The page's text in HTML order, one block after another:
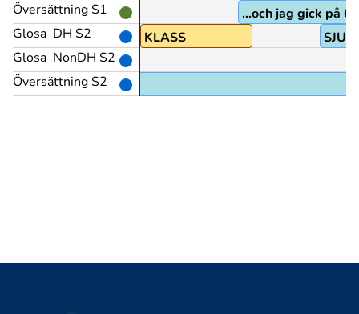
Översättning S1
Glosa_DH S2
Glosa_NonDH S2
Översättning S2
...och jag gick på
KLASS